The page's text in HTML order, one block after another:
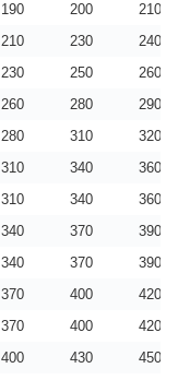
190 200
210
210 230
240
230 250
260
260 280
290
280 310
320
310 340
360
310 340
360
340 370
390
340 370
390
370 400
420
370 400
420
400 430
450